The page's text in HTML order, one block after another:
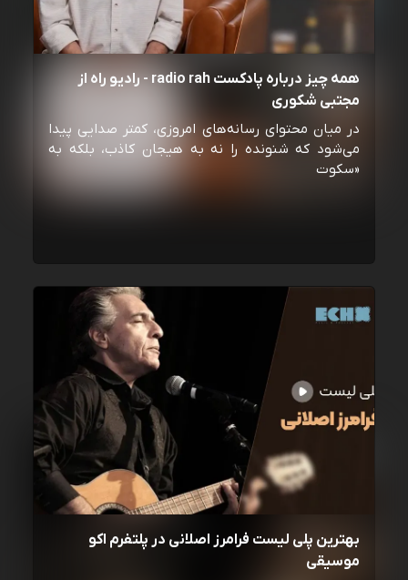
همه چیز درباره پادکست radio rah - رادیو راه از
مجتبی شکوری
در میان محتوای رسانه‌های امروزی، کمتر صدایی پیدا
می‌شود که شنونده را نه به هیجان کاذب، بلکه به
«سکوت
بهترین پلی لیست فرامرز اصلانی در پلتفرم اکو
موسیقی